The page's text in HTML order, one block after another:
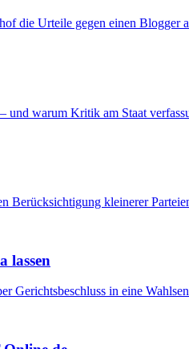
die Urteile gegen einen Blogger
warum Kritik am Staat
Berücksichtigung kleinerer
lassen
Gerichtsbeschluss in eine